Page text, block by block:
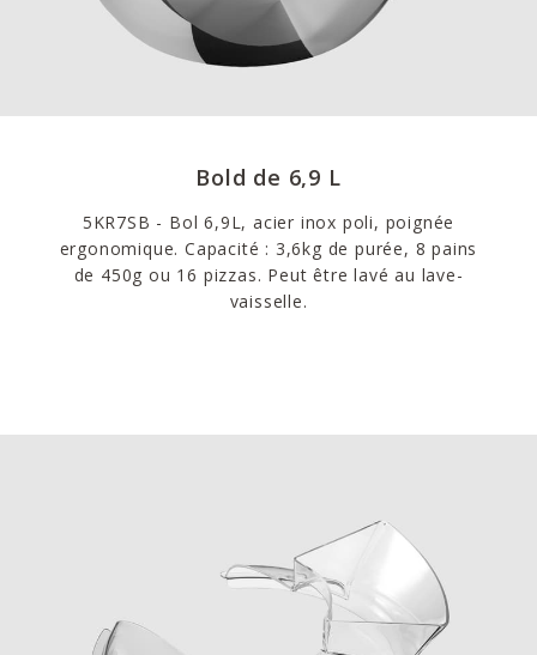
Bold de 6,9 L
5KR7SB - Bol 6,9L, acier inox poli, poignée
ergonomique. Capacité : 3,6kg de purée, 8 pains
de 450g ou 16 pizzas. Peut être lavé au lave-
vaisselle.